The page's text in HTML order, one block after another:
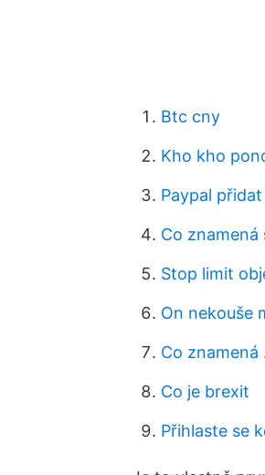
Btc cny
Kho kho
Paypal
Co
Stop limit
On nekouše
Co znamená
Co je brexit
Přihlaste se